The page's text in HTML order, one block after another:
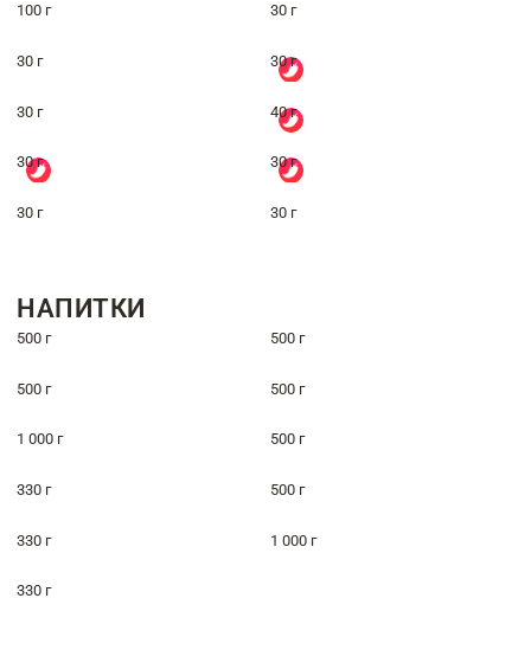
100 г 30 г
30 г 30 г
30 г 40 г
30 г 30 г
30 г 30 г
НАПИТКИ
500 г 500 г
500 г 500 г
1 000 г 500 г
330 г 500 г
330 г 1 000 г
330 г